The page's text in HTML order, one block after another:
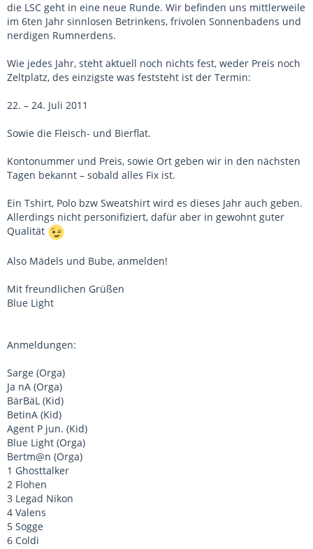
die LSC geht in eine neue Runde. Wir befinden uns mittlerweile
im 6ten Jahr sinnlosen Betrinkens, frivolen Sonnenbadens und
nerdigen Rumnerdens.
Wie jedes Jahr, steht aktuell noch nichts fest, weder Preis noch
Zeltplatz, des einzigste was feststeht ist der Termin:
22. – 24. Juli 2011
Sowie die Fleisch- und Bierflat.
Kontonummer und Preis, sowie Ort geben wir in den nächsten
Tagen bekannt – sobald alles Fix ist.
Ein Tshirt, Polo bzw Sweatshirt wird es dieses Jahr auch geben.
Allerdings nicht personifiziert, dafür aber in gewohnt guter
Qualität
Also Mädels und Bube, anmelden!
Mit freundlichen Grüßen
Blue Light
Anmeldungen:
Sarge (Orga)
Ja nA (Orga)
BärBäL (Kid)
BetinA (Kid)
Agent P jun. (Kid)
Blue Light (Orga)
Bertm@n (Orga)
1 Ghosttalker
2 Flohen
3 Legad Nikon
4 Valens
5 Sogge
6 Coldi